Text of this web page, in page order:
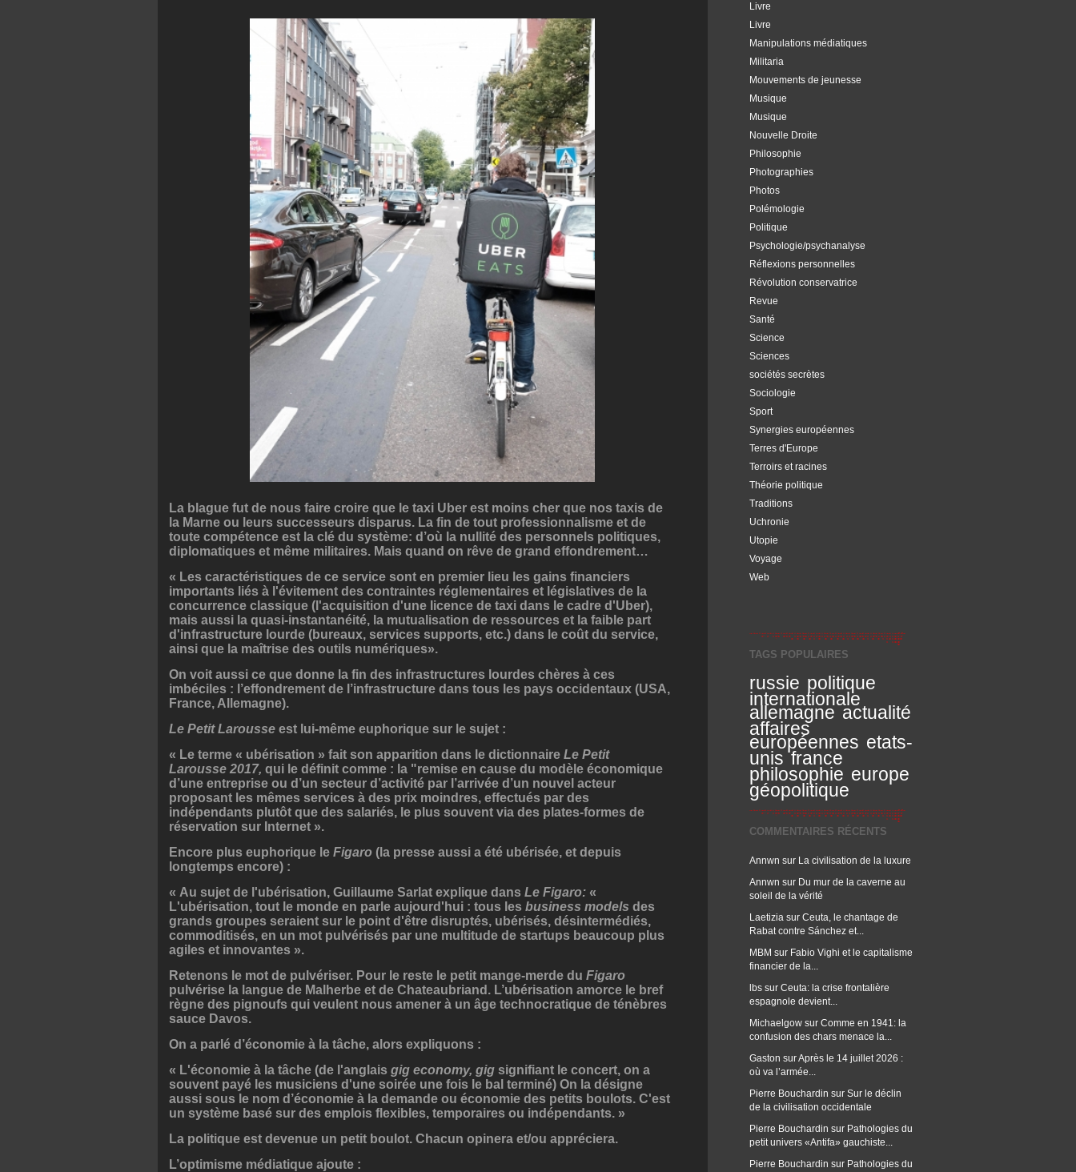
Livre
Livre
Manipulations médiatiques
Militaria
Mouvements de jeunesse
Musique
Musique
Nouvelle Droite
Philosophie
Photographies
Photos
Polémologie
Politique
Psychologie/psychanalyse
Réflexions personnelles
Révolution conservatrice
Revue
Santé
Science
Sciences
sociétés secrètes
Sociologie
Sport
Synergies européennes
Terres d'Europe
Terroirs et racines
Théorie politique
Traditions
Uchronie
Utopie
Voyage
Web
TAGS POPULAIRES
russie politique
internationale
allemagne actualité
affaires
européennes etats-
unis france
philosophie europe
géopolitique
COMMENTAIRES RÉCENTS
Annwn sur La civilisation de la luxure
Annwn sur Du mur de la caverne au
soleil de la vérité
Laetizia sur Ceuta, le chantage de
Rabat contre Sánchez et...
MBM sur Fabio Vighi et le capitalisme
financier de la...
lbs sur Ceuta: la crise frontalière
espagnole devient...
Michaelgow sur Comme en 1941: la
confusion des chars menace la...
Gaston surAprès le 14 juillet 2026 :
où va l’armée...
Pierre Bouchardin sur Sur le déclin
de la civilisation occidentale
Pierre Bouchardin sur Pathologies du
petit univers «Antifa» gauchiste...
Pierre Bouchardin sur Pathologies du
La blague fut de nous faire croire que le taxi Uber est moins cher que nos taxis de
la Marne ou leurs successeurs disparus. La fin de tout professionnalisme et de
toute compétence est la clé du système: d’où la nullité des personnels politiques,
diplomatiques et même militaires. Mais quand on rêve de grand effondrement…
« Les caractéristiques de ce service sont en premier lieu les gains financiers
importants liés à l'évitement des contraintes réglementaires et législatives de la
concurrence classique (l'acquisition d'une licence de taxi dans le cadre d'Uber),
mais aussi la quasi-instantanéité, la mutualisation de ressources et la faible part
d'infrastructure lourde (bureaux, services supports, etc.) dans le coût du service,
ainsi que la maîtrise des outils numériques».
On voit aussi ce que donne la fin des infrastructures lourdes chères à ces
imbéciles : l’effondrement de l’infrastructure dans tous les pays occidentaux (USA,
France, Allemagne).
Le Petit Larousse est lui-même euphorique sur le sujet :
« Le terme « ubérisation » fait son apparition dans le dictionnaire Le Petit
Larousse 2017, qui le définit comme : la "remise en cause du modèle économique
d’une entreprise ou d’un secteur d’activité par l’arrivée d’un nouvel acteur
proposant les mêmes services à des prix moindres, effectués par des
indépendants plutôt que des salariés, le plus souvent via des plates-formes de
réservation sur Internet ».
Encore plus euphorique le Figaro (la presse aussi a été ubérisée, et depuis
longtemps encore) :
« Au sujet de l'ubérisation, Guillaume Sarlat explique dans Le Figaro: «
L'ubérisation, tout le monde en parle aujourd'hui : tous les business models des
grands groupes seraient sur le point d'être disruptés, ubérisés, désintermédiés,
commoditisés, en un mot pulvérisés par une multitude de startups beaucoup plus
agiles et innovantes ».
Retenons le mot de pulvériser. Pour le reste le petit mange-merde du Figaro
pulvérise la langue de Malherbe et de Chateaubriand. L’ubérisation amorce le bref
règne des pignoufs qui veulent nous amener à un âge technocratique de ténèbres
sauce Davos.
On a parlé d’économie à la tâche, alors expliquons :
« L'économie à la tâche (de l'anglais gig economy, gig signifiant le concert, on a
souvent payé les musiciens d'une soirée une fois le bal terminé) On la désigne
aussi sous le nom d’économie à la demande ou économie des petits boulots. C'est
un système basé sur des emplois flexibles, temporaires ou indépendants. »
La politique est devenue un petit boulot. Chacun opinera et/ou appréciera.
L’optimisme médiatique ajoute :